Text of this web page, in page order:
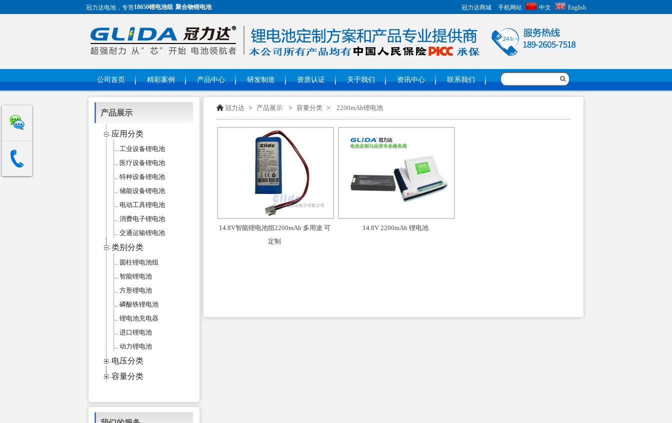
冠力达电池，专营18650锂电池组 聚合物锂电池 冠力达商城 手机网站 中文 English
公司首页 精彩案例 产品中心 研发制造 资质认证 关于我们 资讯中心 联系我们
冠力达 > 产品展示 > 容量分类 > 2200mAh锂电池
14.8V智能锂电池组2200mAh 多用途 可
定制
14.8V 2200mAh 锂电池
产品展示
应用分类
工业设备锂电池
医疗设备锂电池
特种设备锂电池
储能设备锂电池
电动工具锂电池
消费电子锂电池
交通运输锂电池
类别分类
圆柱锂电池组
智能锂电池
方形锂电池
磷酸铁锂电池
锂电池充电器
进口锂电池
动力锂电池
电压分类
容量分类